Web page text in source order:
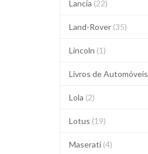
Lancia (22)
Land-Rover (35)
Lincoln (1)
Livros de Automóveis
Lola (2)
Lotus (19)
Maserati (4)